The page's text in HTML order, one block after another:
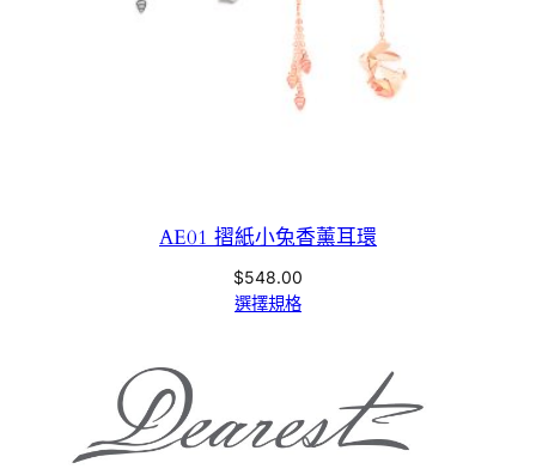
AE01 摺紙小兔香薰耳環
$548.00
選擇規格